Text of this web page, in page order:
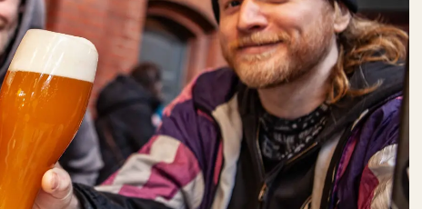
MEZE
FEINKOST
DO:10:00 – 22:00
Gastronomie
Speisekammer
MULTI KULTI